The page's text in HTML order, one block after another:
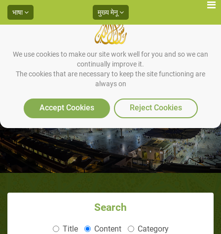
We use cookies to make our site work well for you and so we can
continually improve it.
The cookies that are necessary to keep the site functioning are
always on
Accept Cookies Reject Cookies
भाषा मुख्य मेनू
हलाल और हराम की परिभाशा
Search
Title Content Category